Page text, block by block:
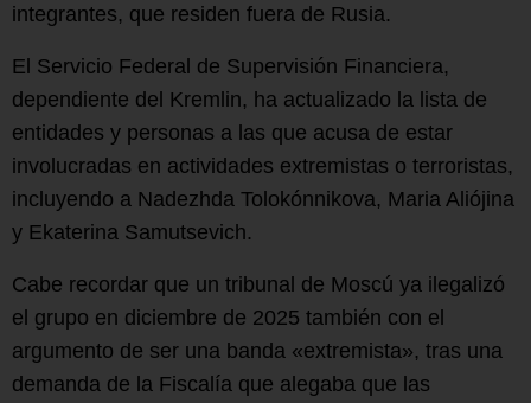
integrantes, que residen fuera de Rusia.
El Servicio Federal de Supervisión Financiera,
dependiente del Kremlin, ha actualizado la lista de
entidades y personas a las que acusa de estar
involucradas en actividades extremistas o terroristas,
incluyendo a Nadezhda Tolokónnikova, Maria Aliójina
y Ekaterina Samutsevich.
Cabe recordar que un tribunal de Moscú ya ilegalizó
el grupo en diciembre de 2025 también con el
argumento de ser una banda «extremista», tras una
demanda de la Fiscalía que alegaba que las